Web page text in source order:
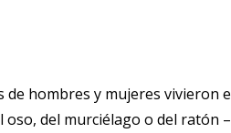
hombres y mujeres vivieron
del murciélago o del